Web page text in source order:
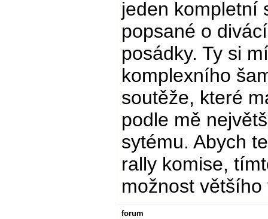
jeden kompletní
popsané o
posádky. Ty si
komplexního
soutěže, které
podle mě
sytému. Abych
rally komise,
možnost většího
forum